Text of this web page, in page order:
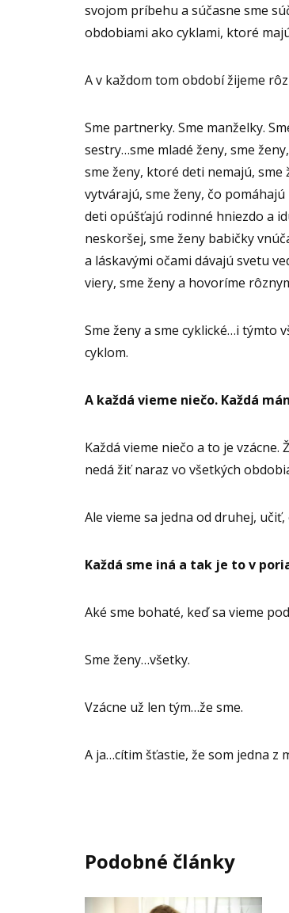
svojom príbehu a súčasne sme
obdobiami ako cyklami, ktoré
A v každom tom období žijeme
Sme partnerky. Sme manželky.
sestry…sme mladé ženy, sme
sme ženy, ktoré deti nemajú,
vytvárajú, sme ženy, čo
deti opúšťajú rodinné hniezdo a
neskoršej, sme ženy babičky
a láskavými očami dávajú svetu
viery, sme ženy a hovoríme
Sme ženy a sme cyklické…i týmto
cyklom.
A každá vieme niečo. Každá
Každá vieme niečo a to je
nedá žiť naraz vo všetkých
Ale vieme sa jedna od druhej,
Každá sme iná a tak je to v
Aké sme bohaté, keď sa vieme
Sme ženy…všetky.
Vzácne už len tým…že sme.
A ja…cítim šťastie, že som jedna z
Podobné články